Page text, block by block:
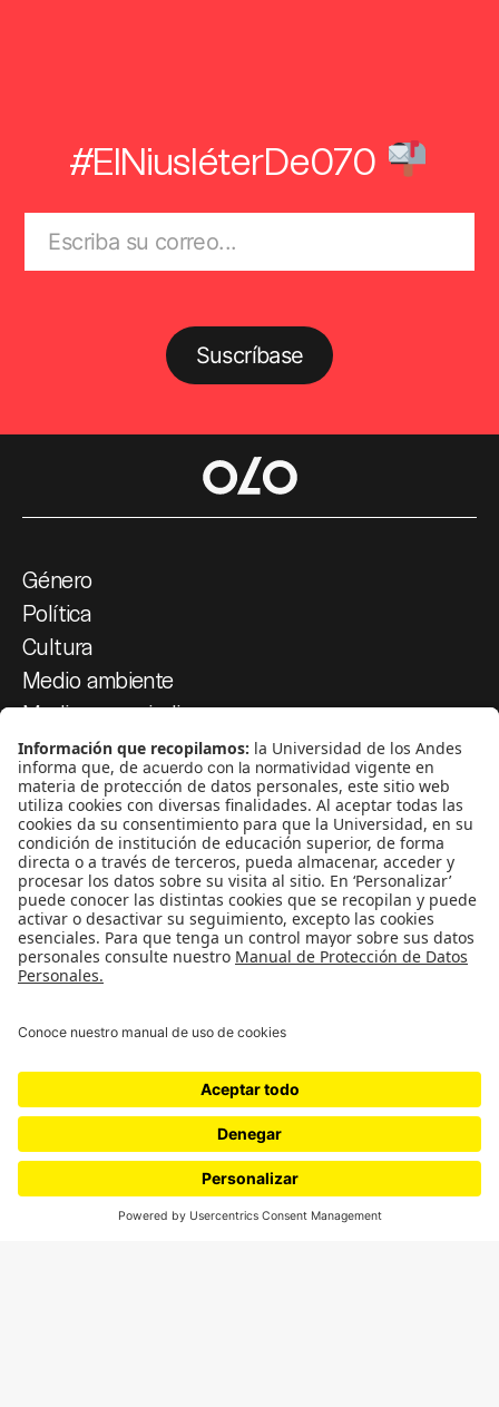
#ElNiusléterDe070
Suscríbase
Género
Política
Cultura
Medio ambiente
Medios y periodismo
Ciudad
Movilización social
¿Quiénes somos?
Podcasts
Ediciones especiales
Proyectos 070
¿Quieres escribir en 070?